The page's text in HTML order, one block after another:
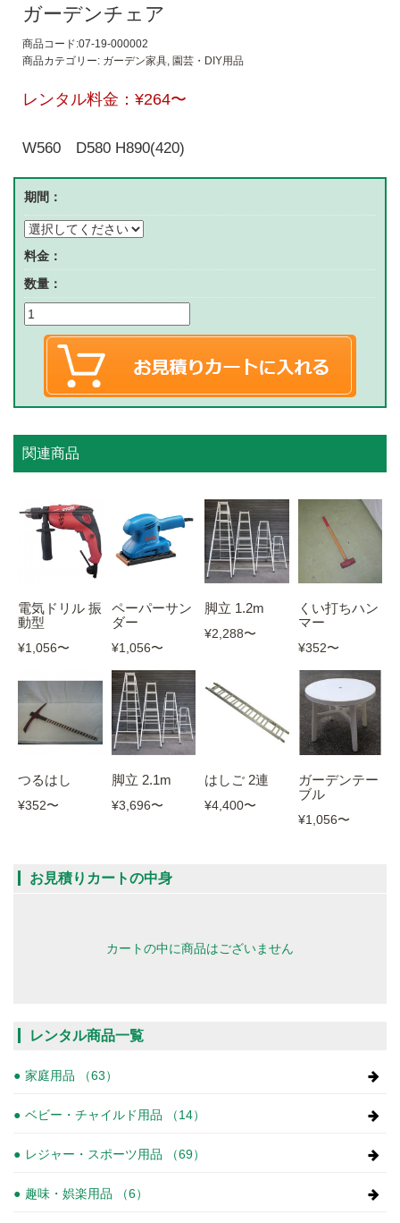
ガーデンチェア
商品コード:07-19-000002
商品カテゴリー: ガーデン家具 園芸・DIY用品
レンタル料金： ¥264〜
W560 D580 H890(420)
期間：
料金：
数量：
関連商品
電気ドリル 振
動型
¥1,056〜
ペーパーサン
ダー
¥1,056〜
脚立 1.2m
¥2,288〜
くい打ちハン
マー
¥352〜
つるはし
¥352〜
脚立 2.1m
¥3,696〜
はしご 2連
¥4,400〜
ガーデンテー
ブル
¥1,056〜
お見積りカートの中身
カートの中に商品はございません
レンタル商品一覧
家庭用品 （63）
ベビー・チャイルド用品 （14）
レジャー・スポーツ用品 （69）
趣味・娯楽用品 （6）